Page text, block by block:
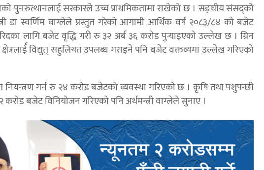
पुनरुत्थानलाई सरकारले उच्च प्राथमिकतामा राखेको छ । सङ्घीय संसद्को
डा स्वर्णिम वाग्लेले प्रस्तुत गरेकाे आगामी आर्थिक वर्ष २०८३/८४ को बजेट
लागि बजेट वृद्धि गरी रु ३२ अर्ब ३६ करोड पुर्‍याइएको उल्लेख छ । ग्रिन
विद्युत् सहुलियत उपलब्ध गराइने पनि बजेट वक्तव्यमा उल्लेख गरिएको
नियन्त्रण गर्न रु २४ करोड बजेटको व्यवस्था गरिएको छ । कृषि तथा पशुपन्छी
बजेट विनियोजन गरिएको पनि अर्थमन्त्री वाग्लेले सुनाए ।